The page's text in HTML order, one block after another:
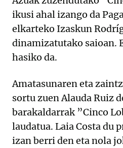
ikusi ahal izango da
elkarteko Izaskun
dinamizatutako saioan.
hasiko da.
Amatasunaren eta
sortu zuen Alauda Ruiz
barakaldarrak ”Cinco
laudatua. Laia Costa du
izan berri den eta nola